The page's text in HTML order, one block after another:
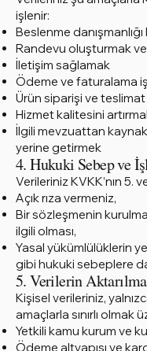
işlenir:
Beslenme
Randevu oluşturmak
İletişim sağlamak
Ödeme ve faturalama
Ürün siparişi ve
Hizmet kalitesini
İlgili mevzuattan
yerine getirmek
4. Hukuki Sebep ve
Verileriniz KVKK’nın 5.
Açık rıza vermeniz,
Bir sözleşmenin
ilgili olması,
Yasal yükümlülüklerin
gibi hukuki sebeplere
5. Verilerin
Kişisel verileriniz,
amaçlarla sınırlı olmak
Yetkili kamu kurum ve
Ödeme altyapısı ve